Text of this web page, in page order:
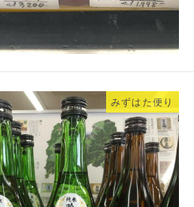
みずはた便り